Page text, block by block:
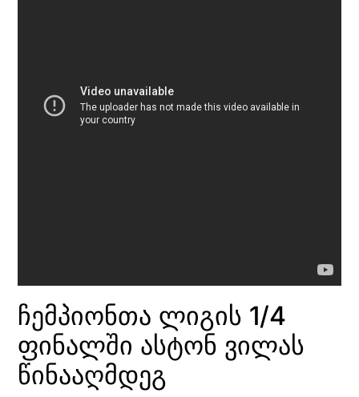
ჩემპიონთა ლიგის 1/4
ფინალში ასტონ ვილას
წინააღმდეგ